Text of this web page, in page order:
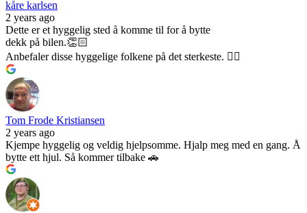
kåre karlsen
2 years ago
Dette er et hyggelig sted å komme til for å bytte
dekk på bilen.👏🏻
Anbefaler disse hyggelige folkene på det sterkeste. 👍🏻
Tom Frode Kristiansen
2 years ago
Kjempe hyggelig og veldig hjelpsomme. Hjalp meg med en gang. Å
bytte ett hjul. Så kommer tilbake 🚗